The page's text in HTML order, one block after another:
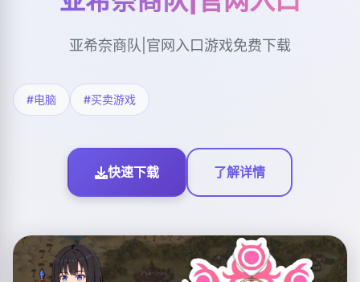
亚希奈商队|官网入口游戏免费下载
#电脑 #买卖游戏
快速下载 了解详情